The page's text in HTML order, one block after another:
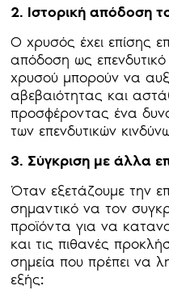
2. Ιστορική απόδοση
Ο χρυσός έχει επίσης
απόδοση ως
χρυσού μπορούν να
αβεβαιότητας και
προσφέροντας ένα
των επενδυτικών
3. Σύγκριση με άλλα
Όταν εξετάζουμε την
σημαντικό να τον
προϊόντα για να
και τις πιθανές
σημεία που πρέπει να
εξής: